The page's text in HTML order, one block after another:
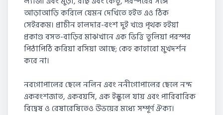
আড়াআড়ি করিলে যেমন দেখিতে হইত এও ঠিক
সেইরকম। প্রাচীন হালদার-বংশ দুই খণ্ডে পৃথক হইয়া
প্রকাণ্ড বসত-বাড়ির মাঝখানে এক ভিত্তি তুলিয়া পরস্পর
পিঠাপিঠি করিয়া বসিয়া আছে; কেহ কাহারো মুখদর্শন
করে না।
নবগোপালের ছেলে নলিন এবং ননীগোপালের ছেলে নন্দ
একবংশজাত, একবয়সি, এক ইস্কুলে যায় এবং পারিবারিক
বিদ্বেষ ও রেষারেষিতেও উভয়ের মধ্যে সম্পূর্ণ ঐক্য।